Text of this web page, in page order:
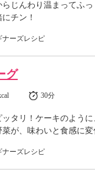
じんわり温まってふ
チン！
ナーズレシピ
グ
30分
タリ！ケーキのよう
が、味わいと食感に変
ナーズレシピ